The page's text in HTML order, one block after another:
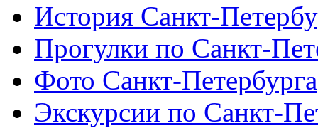
История Санкт-
Прогулки по Санкт-
Фото Санкт-Петербурга
Экскурсии по Санкт-